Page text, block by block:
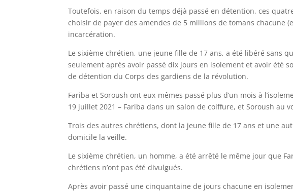
Toutefois, en raison du temps déjà passé en détention, ces
choisir de payer des amendes de 5 millions de tomans chacune
incarcération.
Le sixième chrétien, une jeune fille de 17 ans, a été libéré sans
seulement après avoir passé dix jours en isolement et avoir été
de détention du Corps des gardiens de la révolution.
Fariba et Soroush ont eux-mêmes passé plus d’un mois à
19 juillet 2021 – Fariba dans un salon de coiffure, et Soroush au
Trois des autres chrétiens, dont la jeune fille de 17 ans et une
domicile la veille.
Le sixième chrétien, un homme, a été arrêté le même jour que
chrétiens n’ont pas été divulgués.
Après avoir passé une cinquantaine de jours chacune en